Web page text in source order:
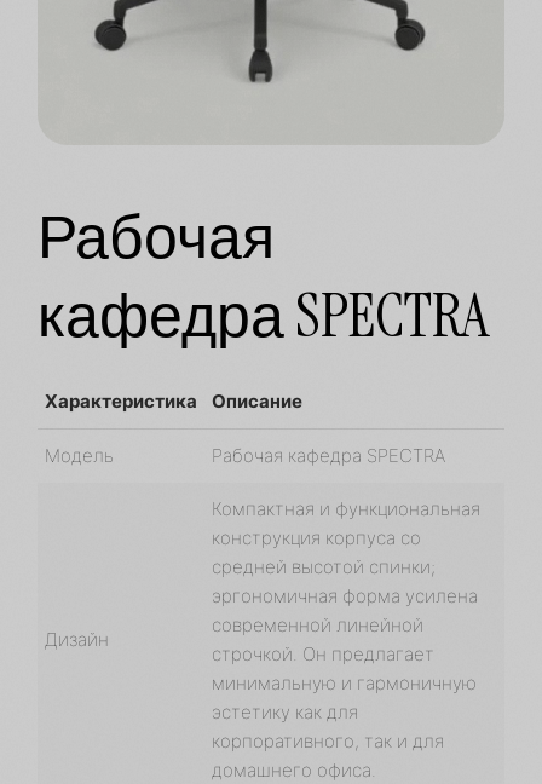
Рабочая
кафедра SPECTRA
Характеристика Описание
Модель Рабочая кафедра SPECTRA
Дизайн
Компактная и функциональная
конструкция корпуса со
средней высотой спинки;
эргономичная форма усилена
современной линейной
строчкой. Он предлагает
минимальную и гармоничную
эстетику как для
корпоративного, так и для
домашнего офиса.